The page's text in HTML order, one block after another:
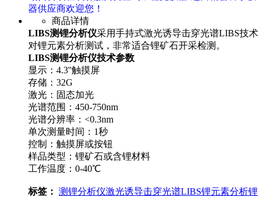
器供应商欢迎您！
商品详情
LIBS测锂分析仪采用手持式激光诱导击穿光谱LIBS技术
对锂元素分析测试，非常适合锂矿石开采检测。
LIBS测锂分析仪技术参数
显示：4.3''触摸屏
存储：32G
激光：固态加光
光谱范围：450-750nm
光谱分辨率：<0.3nm
单次测量时间：1秒
控制：触摸屏或按钮
样品类型：锂矿石或含锂材料
工作温度：0-40℃
标签： 测锂分析仪激光诱导击穿光谱LIBS锂元素分析锂